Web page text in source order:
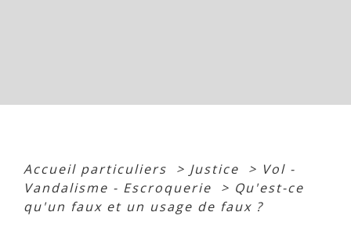
Accueil particuliers > Justice > Vol -
Vandalisme - Escroquerie
> Qu'est-ce
qu'un faux et un usage de faux ?